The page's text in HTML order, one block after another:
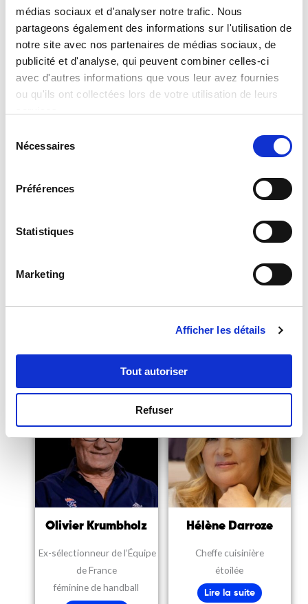
médias sociaux et d'analyser notre trafic. Nous
partageons également des informations sur l'utilisation de
notre site avec nos partenaires de médias sociaux, de
publicité et d'analyse, qui peuvent combiner celles-ci
avec d'autres informations que vous leur avez fournies
ou qu'ils ont collectées lors de votre utilisation de leurs
Nécessaires
Préférences
Statistiques
Marketing
Afficher les détails
Tout autoriser
Refuser
Rahaf Harfoush
Anthropologue
du digital
Lire la suite
Thomas Porcher
Economiste, professeur
et essayiste
Lire la suite
Inès Leonarduzzi
Lire la suite
Jean Pisani-Ferry
Lire la suite
Olivier Krumbholz
Ex-sélectionneur de l’Équipe
de France
féminine de handball
Hélène Darroze
Cheffe cuisinière
étoilée
Lire la suite